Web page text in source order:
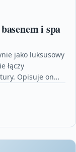
i spa
jako luksusowy
łączy
Opisuje on